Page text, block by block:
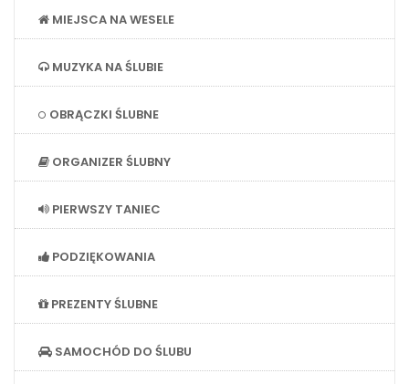
MIEJSCA NA WESELE
MUZYKA NA ŚLUBIE
OBRĄCZKI ŚLUBNE
ORGANIZER ŚLUBNY
PIERWSZY TANIEC
PODZIĘKOWANIA
PREZENTY ŚLUBNE
SAMOCHÓD DO ŚLUBU